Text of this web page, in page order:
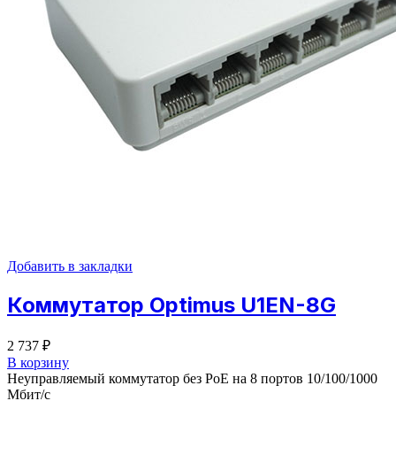
Добавить в закладки
Коммутатор Optimus U1EN-8G
2 737 ₽
В корзину
Неуправляемый коммутатор без PoE на 8 портов 10/100/1000
Мбит/с